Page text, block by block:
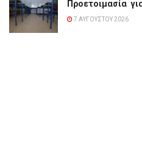
Προετοιμασία
7 ΑΥΓΟΎΣΤΟΥ 2026